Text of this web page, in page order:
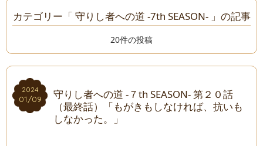
カテゴリー「 守りし者への道 -7th SEASON- 」の記事
20件の投稿
2024
01/09
2024
01/09
守りし者への道 -７th SEASON- 第２０話
（最終話）「もがきもしなければ、抗いも
しなかった。」